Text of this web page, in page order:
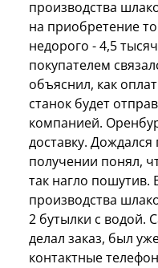
производства
на приобретение
недорого - 4,5
покупателем
объяснил, как
станок будет
компанией.
доставку.
получении понял,
так нагло пошутив.
производства
2 бутылки с водой.
делал заказ, был
контактные